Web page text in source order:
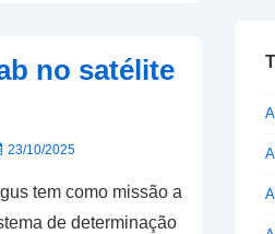
no satélite
23/10/2025
tem como missão a
de determinação